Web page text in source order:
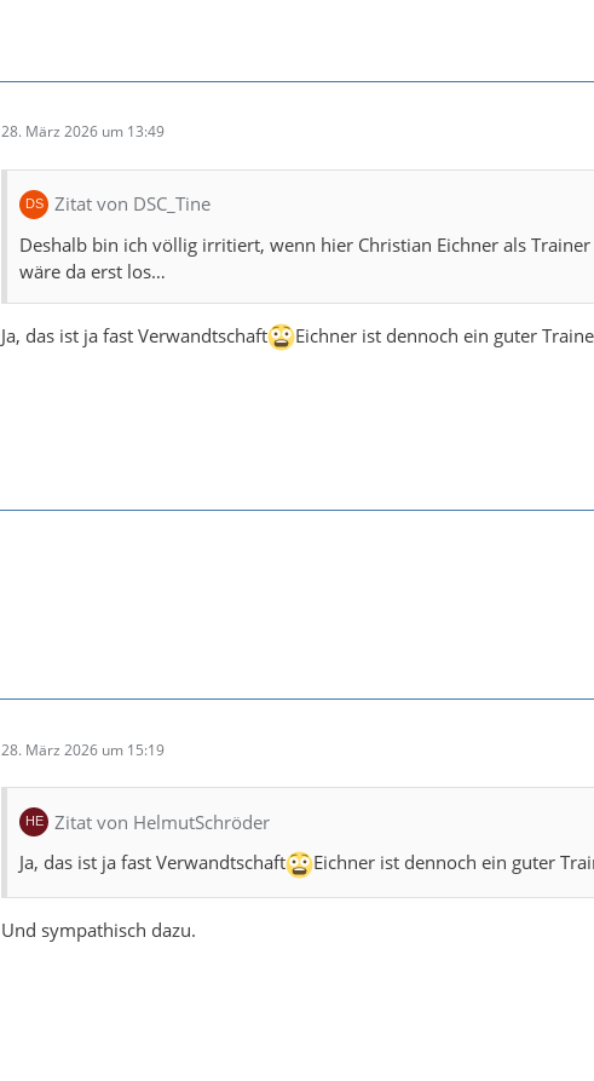
28. März 2026 um 13:49
Zitat von DSC_Tine
Deshalb bin ich völlig irritiert, wenn hier Christian Eichner als Trainer
wäre da erst los…
Ja, das ist ja fast Verwandtschaft Eichner ist dennoch ein guter
28. März 2026 um 15:19
Zitat von HelmutSchröder
Ja, das ist ja fast Verwandtschaft
Eichner ist dennoch ein guter
Und sympathisch dazu.